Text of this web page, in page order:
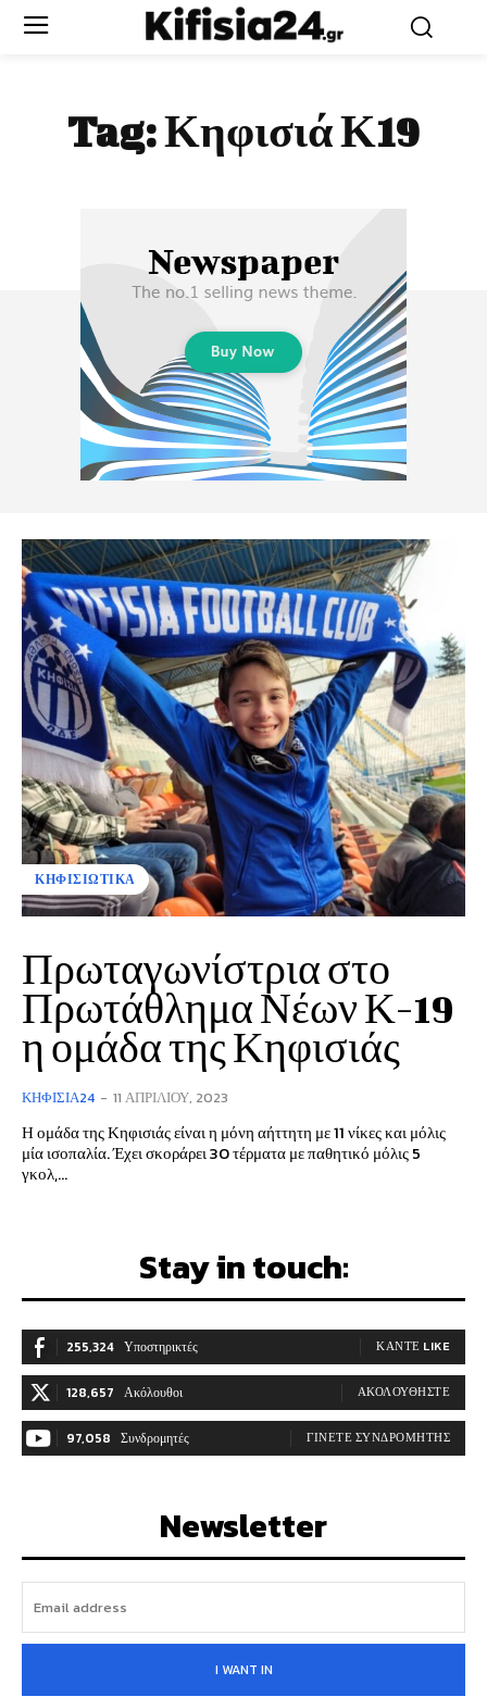
Tag:Κηφισιά Κ19
ΚΗΦΙΣΙΩΤΙΚΑ
Πρωταγωνίστρια στο
Πρωτάθλημα Νέων Κ-19
η ομάδα της Κηφισιάς
ΚΗΦΙΣΙΆ24 - 11 ΑΠΡΙΛΊΟΥ, 2023
Η ομάδα της Κηφισιάς είναι η μόνη αήττητη με 11 νίκες και μόλις
μία ισοπαλία. Έχει σκοράρει 30 τέρματα με παθητικό μόλις 5
γκολ,...
Stay in touch:
255,324 Υποστηρικτές ΚΆΝΤΕ LIKE
128,657 Ακόλουθοι ΑΚΟΛΟΥΘΉΣΤΕ
97,058 Συνδρομητές ΓΊΝΕΤΕ ΣΥΝΔΡΟΜΗΤΉΣ
Newsletter
I WANT IN